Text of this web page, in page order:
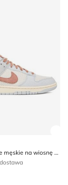
Buty sportowe męskie na wiosnę Nike